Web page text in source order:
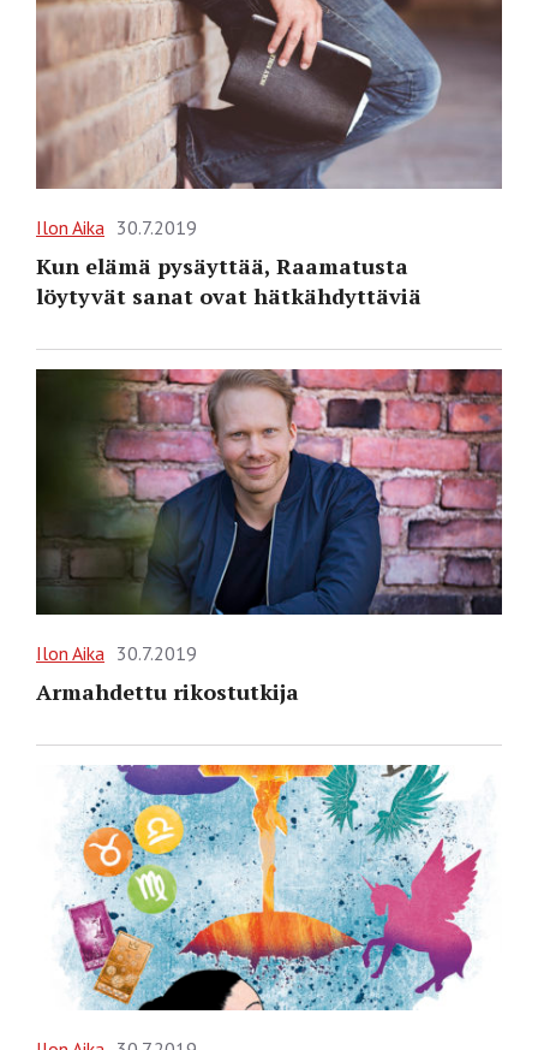
Ilon Aika 30.7.2019
Kun elämä pysäyttää, Raamatusta
löytyvät sanat ovat hätkähdyttäviä
Ilon Aika 30.7.2019
Armahdettu rikostutkija